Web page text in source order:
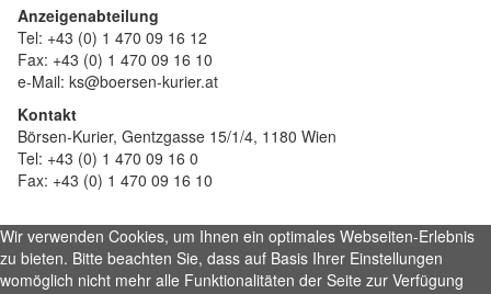
Anzeigenabteilung
Tel: +43 (0) 1 470 09 16 12
Fax: +43 (0) 1 470 09 16 10
e-Mail: ks@boersen-kurier.at
Kontakt
Börsen-Kurier, Gentzgasse 15/1/4, 1180 Wien
Tel: +43 (0) 1 470 09 16 0
Fax: +43 (0) 1 470 09 16 10
Wir verwenden Cookies, um Ihnen ein optimales Webseiten-Erlebnis
zu bieten. Bitte beachten Sie, dass auf Basis Ihrer Einstellungen
womöglich nicht mehr alle Funktionalitäten der Seite zur Verfügung